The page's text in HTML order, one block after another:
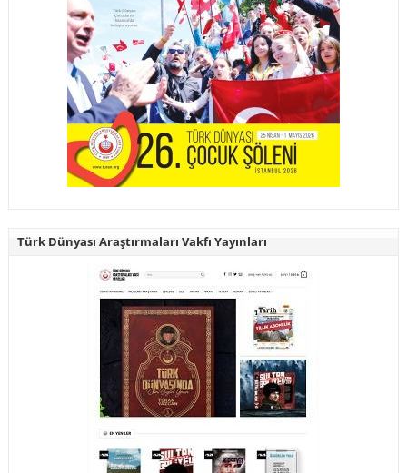
Türk Dünyası Araştırmaları Vakfı Yayınları